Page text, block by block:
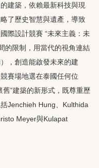
建築，依賴最新科技與現
了歷史智慧與遺產，導致
際設計競賽 “未來主義：未
的限制，用當代的視角連結
，創造能啟發未來的建
賽場地選在泰國任何位
”建築的新形式，既尊重歷
Jenchieh Hung、Kulthida
Meyer與Kulapat